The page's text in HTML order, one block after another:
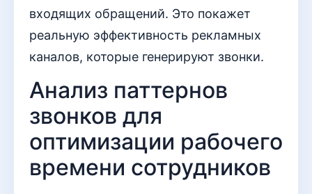
входящих обращений. Это покажет
реальную эффективность рекламных
каналов, которые генерируют звонки.
Анализ паттернов
звонков для
оптимизации рабочего
времени сотрудников